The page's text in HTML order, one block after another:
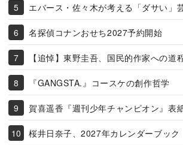
エバース・佐々木が考える「ダサい」
名探偵コナンおせち2027予約開始
【追悼】東野圭吾、国民的作家への道
『GANGSTA.』コースケの創作哲学
賀喜遥香『週刊少年チャンピオン』表
桜井日奈子、2027年カレンダーブック